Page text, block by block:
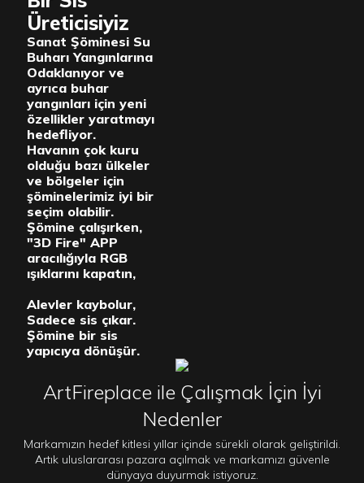
Üreticisiyiz
Sanat Şöminesi Su
Buharı Yangınlarına
Odaklanıyor ve
ayrıca buhar
yangınları için yeni
özellikler yaratmayı
hedefliyor.
Havanın çok kuru
olduğu bazı ülkeler
ve bölgeler için
şöminelerimiz iyi bir
seçim olabilir.
Şömine çalışırken,
"3D Fire" APP
aracılığıyla RGB
ışıklarını kapatın,
Alevler kaybolur,
Sadece sis çıkar.
Şömine bir sis
yapıcıya dönüşür.
ArtFireplace ile Çalışmak İçin İyi
Nedenler
Markamızın hedef kitlesi yıllar içinde sürekli olarak geliştirildi.
Artık uluslararası pazara açılmak ve markamızı güvenle
dünyaya duyurmak istiyoruz.